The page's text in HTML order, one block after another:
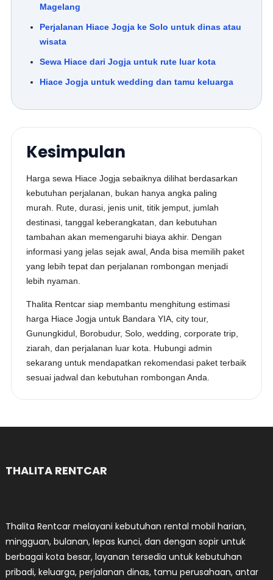
Magelang
Perjalanan Hiace Jogja ke Solo untuk dinas atau
wisata
Sewa Hiace dari Jogja untuk rute luar kota
Hiace Jogja untuk wedding dan tamu keluarga
Kesimpulan
Harga sewa Hiace Jogja sebaiknya dilihat berdasarkan
kebutuhan perjalanan, bukan hanya angka paling
murah. Rute, durasi, jenis unit, titik jemput, jumlah
destinasi, tanggal keberangkatan, dan kebutuhan
tambahan akan memengaruhi biaya akhir. Dengan
informasi yang jelas sejak awal, Anda bisa memilih paket
yang lebih tepat dan perjalanan rombongan menjadi
lebih nyaman.
Thalita Rentcar siap membantu menghitung estimasi
harga Hiace Jogja untuk Bandara YIA, city tour,
Gunungkidul, Borobudur, Solo, wedding, corporate trip,
ziarah, dan perjalanan luar kota. Hubungi admin
sekarang untuk mendapatkan rekomendasi paket terbaik
sesuai jadwal dan kebutuhan rombongan Anda.
THALITA RENTCAR
Thalita Rentcar melayani kebutuhan rental mobil harian,
mingguan, bulanan, lepas kunci, dan dengan sopir untuk
berbagai kota besar, layanan tersedia untuk kebutuhan
pribadi, keluarga, perjalanan dinas, tamu perusahaan, antar